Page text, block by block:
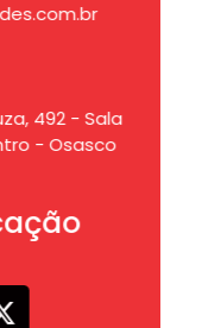
492 - Sala
- Osasco